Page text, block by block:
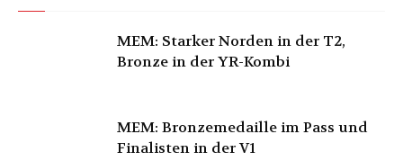
MEM: Starker Norden in der T2,
Bronze in der YR-Kombi
MEM: Bronzemedaille im Pass und
Finalisten in der V1